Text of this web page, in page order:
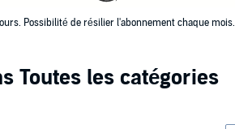
Possibilité de résilier l'abonnement chaque mois.
Toutes les catégories